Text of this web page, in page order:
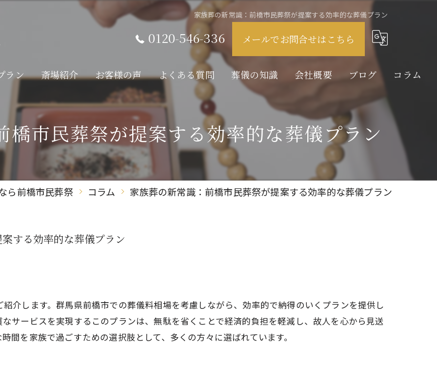
家族葬の新常識：前橋市民葬祭が提案する効率的な葬儀プラン
0120-546-336 メールでお問合せはこちら
ラン 斎場紹介 お客様の声 よくある質問 葬儀の知識
家族葬とは
直葬とは
火葬とは
告別式とは
会社概要 ブログ コラム
橋市民葬祭が提案する効率的な葬儀プラン
ら前橋市民葬祭 コラム 家族葬の新常識：前橋市民葬祭が提案する効率的な葬儀プラン
する効率的な葬儀プラン
介します。群馬県前橋市での葬儀料相場を考慮しながら、効率的で納得のいくプランを提供し
サービスを実現するこのプランは、無駄を省くことで経済的負担を軽減し、故人を心から見送
間を家族で過ごすための選択肢として、多くの方々に選ばれています。